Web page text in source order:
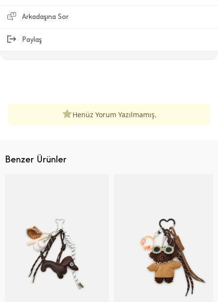
Arkadaşına Sor
Paylaş
Henüz Yorum Yazılmamış.
Benzer Ürünler